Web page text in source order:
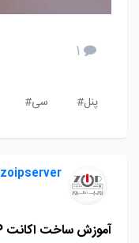
1
پنل# سی#
zoipserver
آموزش ساخت اکانت FTP و مدیریت آنها در دایرکت ادمین